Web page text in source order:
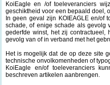
KoiEagle en /of toeleveranciers
geschiktheid voor een bepaald doel,
In geen geval zijn KOIEAGLE en/of
schade, of enige schade als gevolg
gederfde winst, het zij
gevolg van of in verband met het
Het is mogelijk dat de op deze site
technische onvolkomenheden of
KoiEagle en/of toeleveranciers
beschreven artikelen aanbrengen.